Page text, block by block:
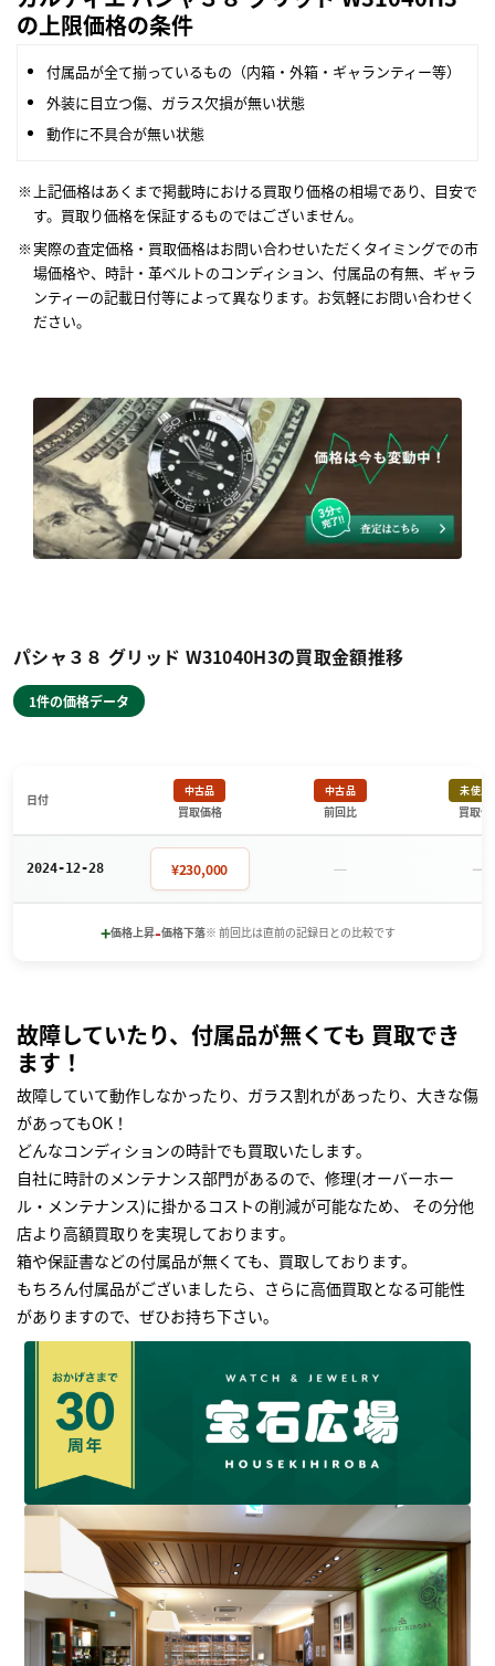
の上限価格の条件
付属品が全て揃っているもの（内箱・外箱・ギャランティー等）
外装に目立つ傷、ガラス欠損が無い状態
動作に不具合が無い状態
上記価格はあくまで掲載時における買取り価格の相場であり、目安で
す。買取り価格を保証するものではございません。
実際の査定価格・買取価格はお問い合わせいただくタイミングでの市
場価格や、時計・革ベルトのコンディション、付属品の有無、ギャラ
ンティーの記載日付等によって異なります。お気軽にお問い合わせく
ださい。
パシャ３８ グリッド W31040H3の買取金額推移
1件の価格データ
日付
中古品
買取価格
中古品
前回比
未使用
買取価
2024-12-28 ¥230,000 － －
+価格上昇-価格下落※ 前回比は直前の記録日との比較です
故障していたり、付属品が無くても 買取でき
ます！
故障していて動作しなかったり、ガラス割れがあったり、大きな傷
があってもOK！
どんなコンディションの時計でも買取いたします｡
自社に時計のメンテナンス部門があるので、修理(オーバーホー
ル・メンテナンス)に掛かるコストの削減が可能なため、 その分他
店より高額買取りを実現しております｡
箱や保証書などの付属品が無くても、買取しております。
もちろん付属品がございましたら、さらに高価買取となる可能性
がありますので、ぜひお持ち下さい｡